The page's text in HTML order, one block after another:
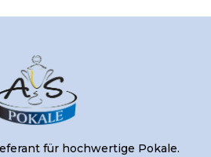
für hochwertige Pokale.